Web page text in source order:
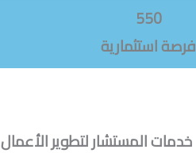
550
فرصة استثمارية
خدمات المستشار لتطوير الأعمال